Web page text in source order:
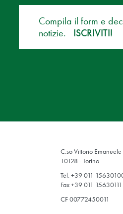
Compila il form e
notizie.
ISCRIVITI!
C.so Vittorio
10128 - Torino
Tel. +39 011
Fax +39 011 15630111
CF 00772450011